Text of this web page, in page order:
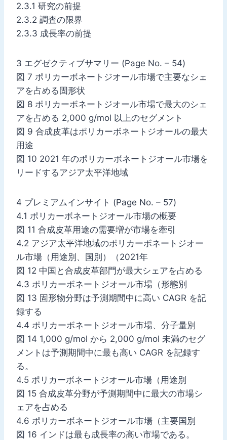
2.3.1 研究の前提
2.3.2 調査の限界
2.3.3 成長率の前提
3 エグゼクティブサマリー (Page No. – 54)
図 7 ポリカーボネートジオール市場で主要なシェ
アを占める固形状
図 8 ポリカーボネートジオール市場で最大のシェ
アを占める 2,000 g/mol 以上のセグメント
図 9 合成皮革はポリカーボネートジオールの最大
用途
図 10 2021 年のポリカーボネートジオール市場を
リードするアジア太平洋地域
4 プレミアムインサイト (Page No. – 57)
4.1 ポリカーボネートジオール市場の概要
図 11 合成皮革用途の需要増が市場を牽引
4.2 アジア太平洋地域のポリカーボネートジオー
ル市場（用途別、国別）（2021年
図 12 中国と合成皮革部門が最大シェアを占める
4.3 ポリカーボネートジオール市場（形態別
図 13 固形物分野は予測期間中に高い CAGR を記
録する
4.4 ポリカーボネートジオール市場、分子量別
図 14 1,000 g/mol から 2,000 g/mol 未満のセグ
メントは予測期間中に最も高い CAGR を記録す
る。
4.5 ポリカーボネートジオール市場（用途別
図 15 合成皮革分野が予測期間中に最大の市場シ
ェアを占める
4.6 ポリカーボネートジオール市場（主要国別
図 16 インドは最も成長率の高い市場である。